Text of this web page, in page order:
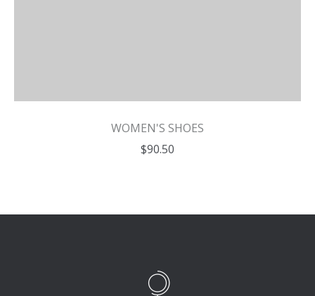
WOMEN'S SHOES
$90.50